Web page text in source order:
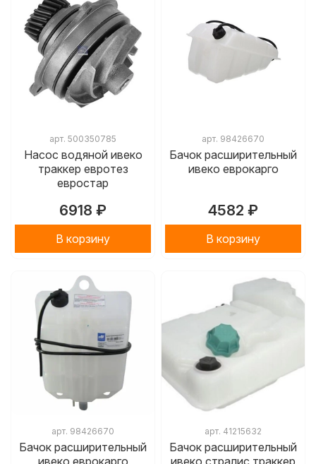
арт. 500350785
Насос водяной ивеко
траккер евротез
евростар
6918 ₽
В корзину
арт. 98426670
Бачок расширительный
ивеко еврокарго
4582 ₽
В корзину
арт. 98426670
Бачок расширительный
ивеко еврокарго
арт. 41215632
Бачок расширительный
ивеко стралис траккер